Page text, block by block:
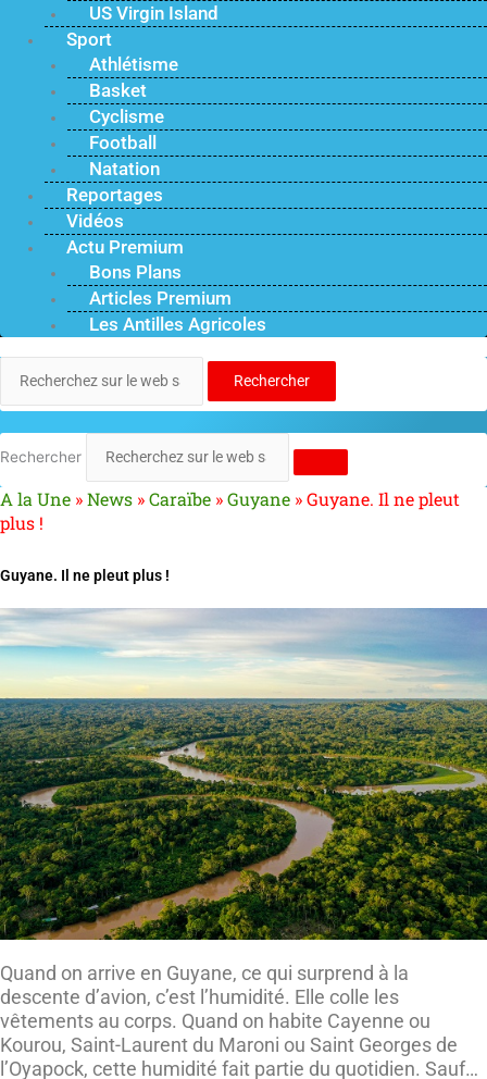
US Virgin Island
Sport
Athlétisme
Basket
Cyclisme
Football
Natation
Reportages
Vidéos
Actu Premium
Bons Plans
Articles Premium
Les Antilles Agricoles
Rechercher
Rechercher
A la Une »News »Caraïbe »Guyane »Guyane. Il ne pleut
plus !
Guyane. Il ne pleut plus !
Quand on arrive en Guyane, ce qui surprend à la
descente d’avion, c’est l’humidité. Elle colle les
vêtements au corps. Quand on habite Cayenne ou
Kourou, Saint-Laurent du Maroni ou Saint Georges de
l’Oyapock, cette humidité fait partie du quotidien. Sauf…